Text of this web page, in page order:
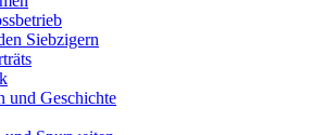
Siebzigern
und Geschichte